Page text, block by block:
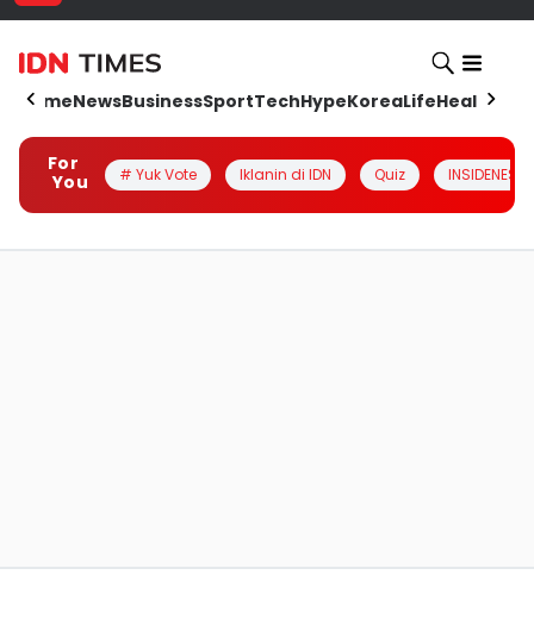
HomeNewsBusinessSportTechHypeKoreaLifeHealth
For
You
# Yuk Vote Iklanin di IDN Quiz INSIDENESIA